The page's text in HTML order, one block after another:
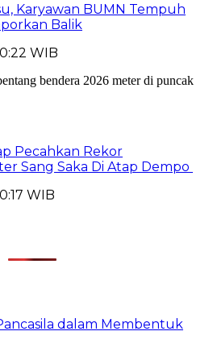
Karyawan BUMN Tempuh
Balik
WIB
Pecahkan Rekor
Sang Saka Di Atap Dempo
WIB
dalam Membentuk